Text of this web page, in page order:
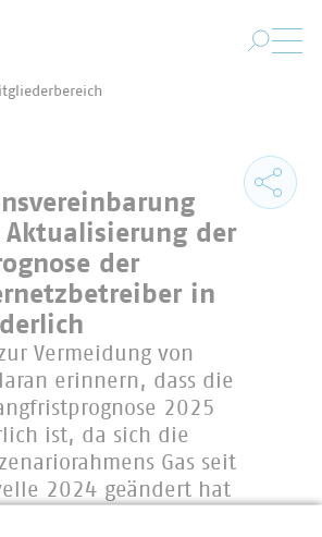
Aktualisierung der
der
in
Vermeidung von
erinnern, dass die
2025
ist, da sich die
Gas seit
2024 geändert hat